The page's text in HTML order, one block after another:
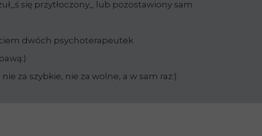
się przytłoczony_ lub pozostawiony sam
dwóch psychoterapeutek
za szybkie, nie za wolne, a w sam raz:)